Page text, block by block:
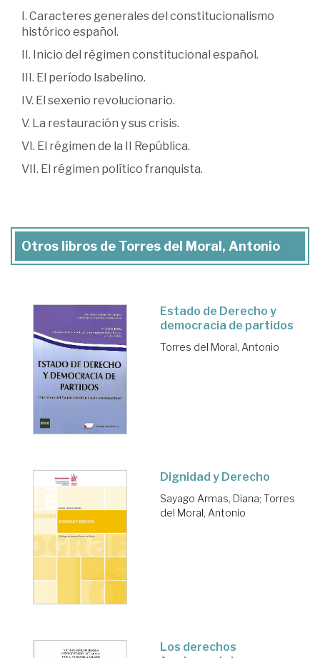
I. Caracteres generales del constitucionalismo
histórico español.
II. Inicio del régimen constitucional español.
III. El período Isabelino.
IV. El sexenio revolucionario.
V. La restauración y sus crisis.
VI. El régimen de la II República.
VII. El régimen político franquista.
Otros libros de Torres del Moral, Antonio
Estado de Derecho y
democracia de partidos
Torres del Moral, Antonio
Dignidad y Derecho
Sayago Armas, Diana; Torres
del Moral, Antonio
Los derechos